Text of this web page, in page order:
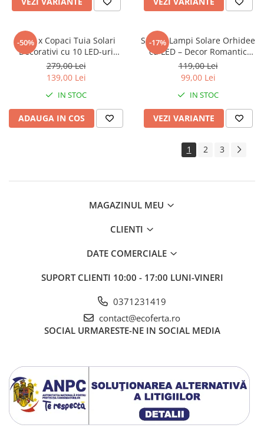
-50%
Set 4 x Copaci Tuia Solari
Decorativi cu 10 LED-uri
Multicolore, 70 Ramuri,
Înălțime 80 cm, Iluminare
279,00 Lei
139,00 Lei
IN STOC
ADAUGA IN COS
-17%
Set 4 x Lampi Solare Orhidee
cu LED – Decor Romantic
pentru Gradina, Tarus si
Panou Solar
119,00 Lei
99,00 Lei
IN STOC
VEZI VARIANTE
1 2 3
MAGAZINUL MEU
CLIENTI
DATE COMERCIALE
SUPORT CLIENTI 10:00 - 17:00 LUNI-VINERI
0371231419
contact@ecoferta.ro
SOCIAL URMARESTE-NE IN SOCIAL MEDIA